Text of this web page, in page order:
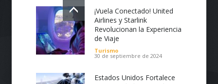
Diseño de páginas Web profesionales de
calidad, intuitivas, de fácil navegación,
personalizadas de acuerdo a tus
necesidades, utilizamos de manera eficiente
¡Vuela Conectado! United
Airlines y Starlink
Revolucionan la Experiencia
de Viaje
Turismo
30 de septiembre de 2024
Estados Unidos Fortalece